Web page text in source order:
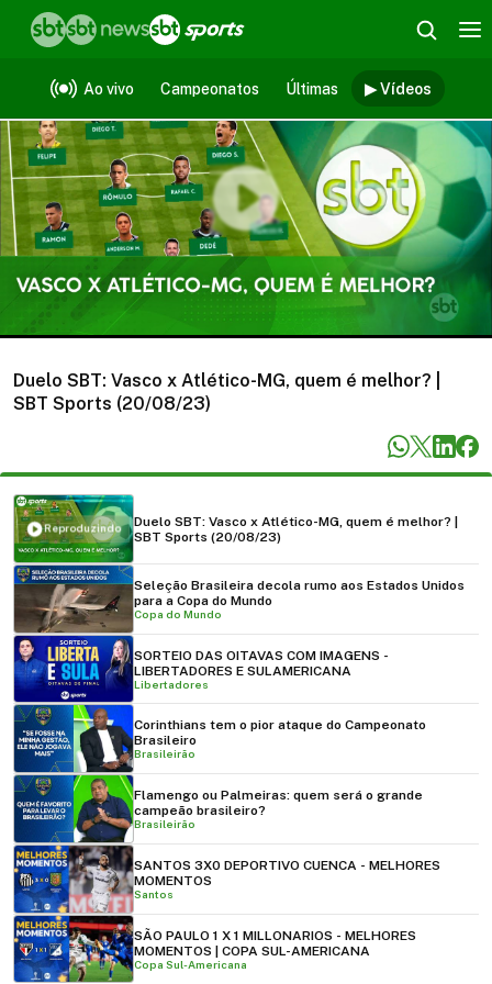
Ao vivo Campeonatos Últimas ▶ Vídeos
Vídeos
Duelo SBT: Vasco x Atlético-MG, quem é melhor? |
SBT Sports (20/08/23)
Reproduzindo
Duelo SBT: Vasco x Atlético-MG, quem é melhor? |
SBT Sports (20/08/23)
Seleção Brasileira decola rumo aos Estados Unidos
para a Copa do Mundo
Copa do Mundo
SORTEIO DAS OITAVAS COM IMAGENS -
LIBERTADORES E SULAMERICANA
Libertadores
Corinthians tem o pior ataque do Campeonato
Brasileiro
Brasileirão
Flamengo ou Palmeiras: quem será o grande
campeão brasileiro?
Brasileirão
SANTOS 3X0 DEPORTIVO CUENCA - MELHORES
MOMENTOS
Santos
SÃO PAULO 1 X 1 MILLONARIOS - MELHORES
MOMENTOS | COPA SUL-AMERICANA
Copa Sul-Americana